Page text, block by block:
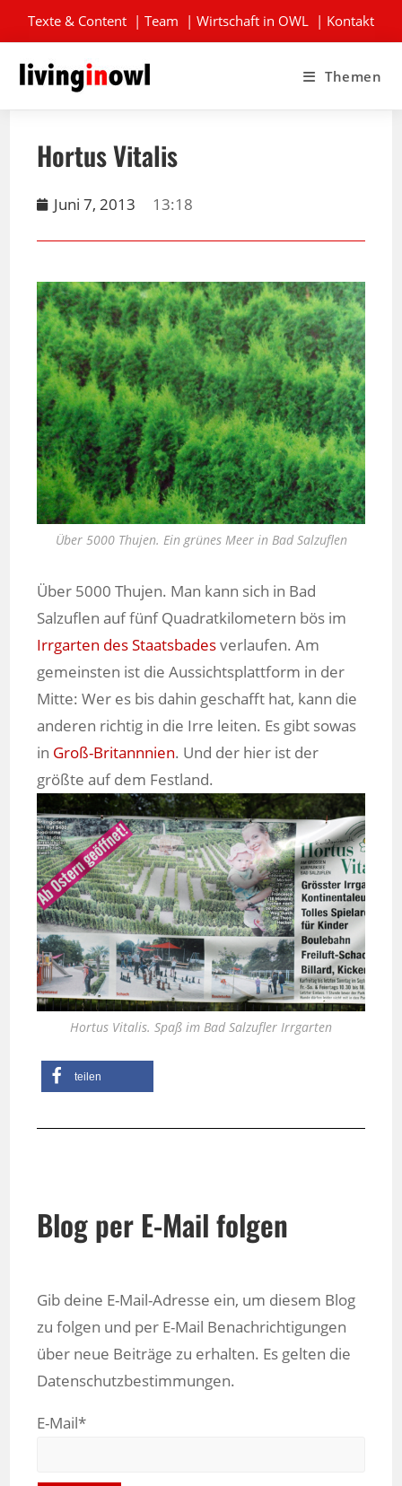
Texte & Content | Team | Wirtschaft in OWL | Kontakt
Themen
Hortus Vitalis
Juni 7, 2013 13:18
Über 5000 Thujen. Ein grünes Meer in Bad Salzuflen
Über 5000 Thujen. Man kann sich in Bad
Salzuflen auf fünf Quadratkilometern bös im
Irrgarten des Staatsbadesverlaufen. Am
gemeinsten ist die Aussichtsplattform in der
Mitte: Wer es bis dahin geschafft hat, kann die
anderen richtig in die Irre leiten. Es gibt sowas
in Groß-Britannnien. Und der hier ist der
größte auf dem Festland.
Hortus Vitalis. Spaß im Bad Salzufler Irrgarten
teilen
Blog per E-Mail folgen
Gib deine E-Mail-Adresse ein, um diesem Blog
zu folgen und per E-Mail Benachrichtigungen
über neue Beiträge zu erhalten. Es gelten die
Datenschutzbestimmungen.
E-Mail*